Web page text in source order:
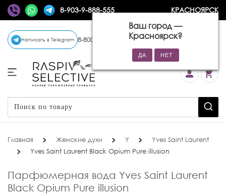
8-903-9-888-555 КРАСНОЯРСК
Ваш город —
Красноярск?
Написать в Telegram 8-800-770-72-34 (бесплатно)
Главная Женские духи Y
Yves Saint Laurent
Yves Saint Laurent Black Opium Pure illusion
Парфюмерная вода Yves Saint Laurent
Black Opium Pure illusion